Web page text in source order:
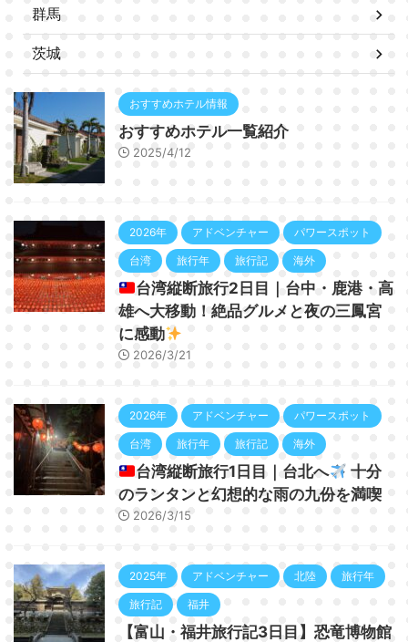
群馬
茨城
おすすめホテル情報
おすすめホテル一覧紹介
2025/4/12
2026年 アドベンチャー パワースポット
台湾 旅行年 旅行記 海外
台湾縦断旅行2日目｜台中・鹿港・高
雄へ大移動！絶品グルメと夜の三鳳宮
に感動
2026/3/21
2026年 アドベンチャー パワースポット
台湾 旅行年 旅行記 海外
台湾縦断旅行1日目｜台北へ
十分
のランタンと幻想的な雨の九份を満喫
2026/3/15
2025年 アドベンチャー 北陸 旅行年
旅行記 福井
【富山・福井旅行記3日目】恐竜博物館